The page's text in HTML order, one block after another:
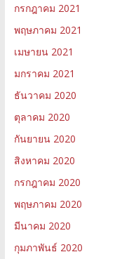
กรกฎาคม 2021
พฤษภาคม 2021
เมษายน 2021
มกราคม 2021
ธันวาคม 2020
ตุลาคม 2020
กันยายน 2020
สิงหาคม 2020
กรกฎาคม 2020
พฤษภาคม 2020
มีนาคม 2020
กุมภาพันธ์ 2020